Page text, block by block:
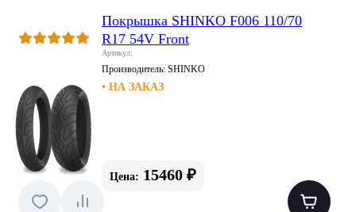
Покрышка SHINKO F006 110/70
R17 54V Front
Артикул:
Производитель: SHINKO
• НА ЗАКАЗ
Цена: 15460 ₽